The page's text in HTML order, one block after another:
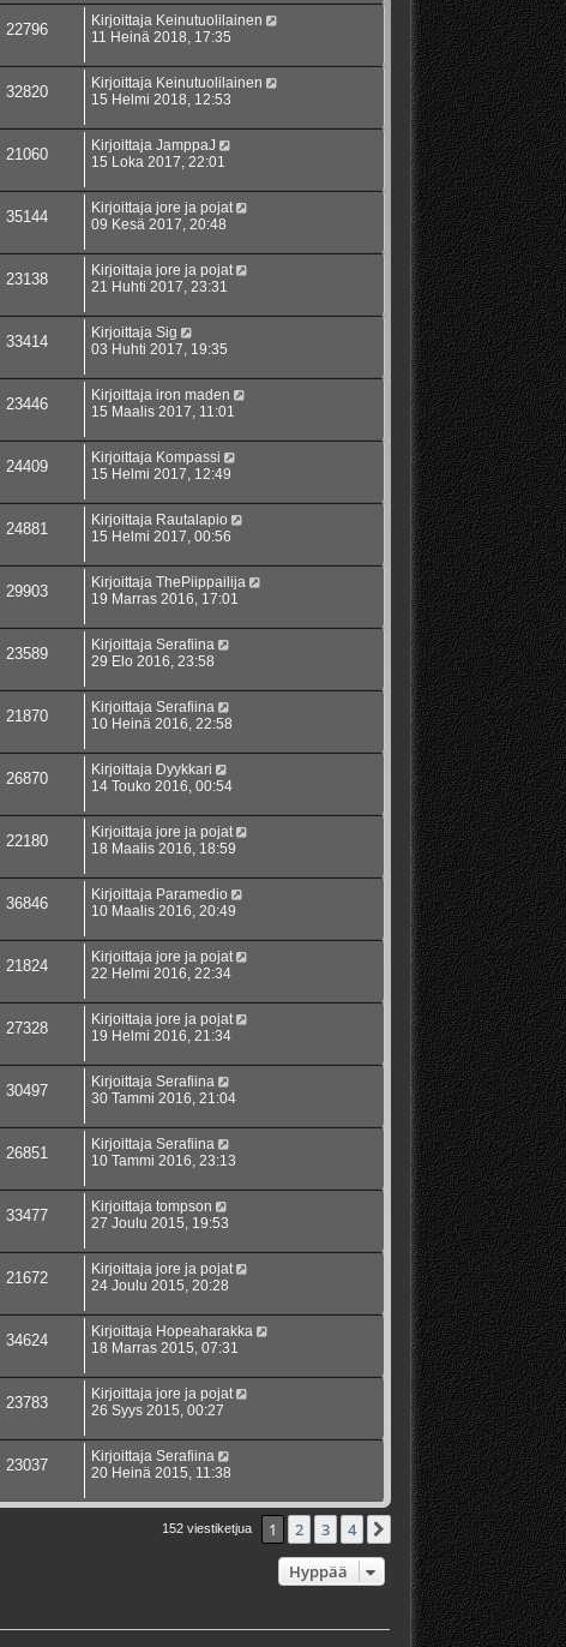
22796 Kirjoittaja Keinutuolilainen
11 Heinä 2018, 17:35
32820 Kirjoittaja Keinutuolilainen
15 Helmi 2018, 12:53
21060 Kirjoittaja JamppaJ
15 Loka 2017, 22:01
35144 Kirjoittaja jore ja pojat
09 Kesä 2017, 20:48
23138 Kirjoittaja jore ja pojat
21 Huhti 2017, 23:31
33414 Kirjoittaja Sig
03 Huhti 2017, 19:35
23446 Kirjoittaja iron maden
15 Maalis 2017, 11:01
24409 Kirjoittaja Kompassi
15 Helmi 2017, 12:49
24881 Kirjoittaja Rautalapio
15 Helmi 2017, 00:56
29903 Kirjoittaja ThePiippailija
19 Marras 2016, 17:01
23589 Kirjoittaja Serafiina
29 Elo 2016, 23:58
21870 Kirjoittaja Serafiina
10 Heinä 2016, 22:58
26870 Kirjoittaja Dyykkari
14 Touko 2016, 00:54
22180 Kirjoittaja jore ja pojat
18 Maalis 2016, 18:59
36846 Kirjoittaja Paramedio
10 Maalis 2016, 20:49
21824 Kirjoittaja jore ja pojat
22 Helmi 2016, 22:34
27328 Kirjoittaja jore ja pojat
19 Helmi 2016, 21:34
30497 Kirjoittaja Serafiina
30 Tammi 2016, 21:04
26851 Kirjoittaja Serafiina
10 Tammi 2016, 23:13
33477 Kirjoittaja tompson
27 Joulu 2015, 19:53
21672 Kirjoittaja jore ja pojat
24 Joulu 2015, 20:28
34624 Kirjoittaja Hopeaharakka
18 Marras 2015, 07:31
23783 Kirjoittaja jore ja pojat
26 Syys 2015, 00:27
23037 Kirjoittaja Serafiina
20 Heinä 2015, 11:38
152 viestiketjua 1 2 3 4 Seuraava
Hyppää